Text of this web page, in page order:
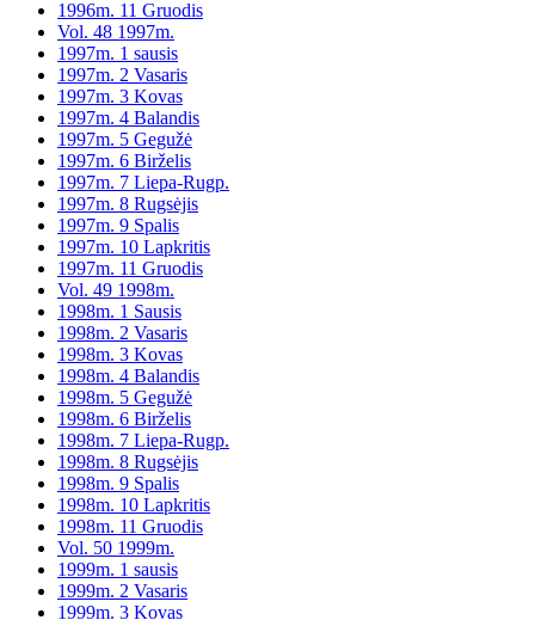
1996m. 11 Gruodis
Vol. 48 1997m.
1997m. 1 sausis
1997m. 2 Vasaris
1997m. 3 Kovas
1997m. 4 Balandis
1997m. 5 Gegužė
1997m. 6 Birželis
1997m. 7 Liepa-Rugp.
1997m. 8 Rugsėjis
1997m. 9 Spalis
1997m. 10 Lapkritis
1997m. 11 Gruodis
Vol. 49 1998m.
1998m. 1 Sausis
1998m. 2 Vasaris
1998m. 3 Kovas
1998m. 4 Balandis
1998m. 5 Gegužė
1998m. 6 Birželis
1998m. 7 Liepa-Rugp.
1998m. 8 Rugsėjis
1998m. 9 Spalis
1998m. 10 Lapkritis
1998m. 11 Gruodis
Vol. 50 1999m.
1999m. 1 sausis
1999m. 2 Vasaris
1999m. 3 Kovas